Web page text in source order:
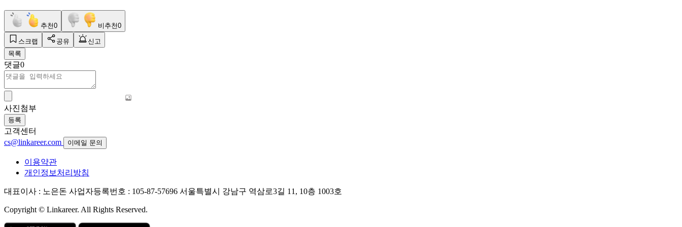
추천0 비추천0
스크랩 공유
신고
목록
댓글0
사진첨부
등록
고객센터
cs@linkareer.com
이메일 문의
이용약관
개인정보처리방침
대표이사 : 노은돈 사업자등록번호 : 105-87-57696 서울특별시 강남구 역삼로3길 11, 10층 1003호
Copyright © Linkareer. All Rights Reserved.